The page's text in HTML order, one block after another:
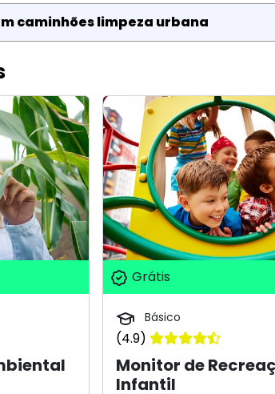
caminhões limpeza urbana
Grátis
Básico
(4.9)
Monitor de
Infantil